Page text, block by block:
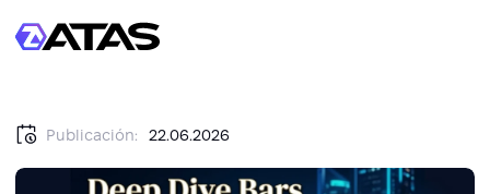
Publicación: 22.06.2026